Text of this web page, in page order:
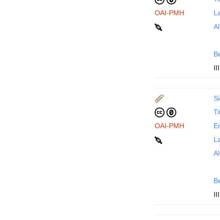
OAI-PMH
III
OAI-PMH
III